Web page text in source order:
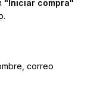
"Iniciar compra"
correo